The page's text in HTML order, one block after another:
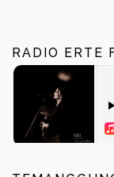
RADIO ERTE